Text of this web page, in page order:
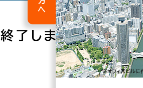
了しました。
※オフィスビルに